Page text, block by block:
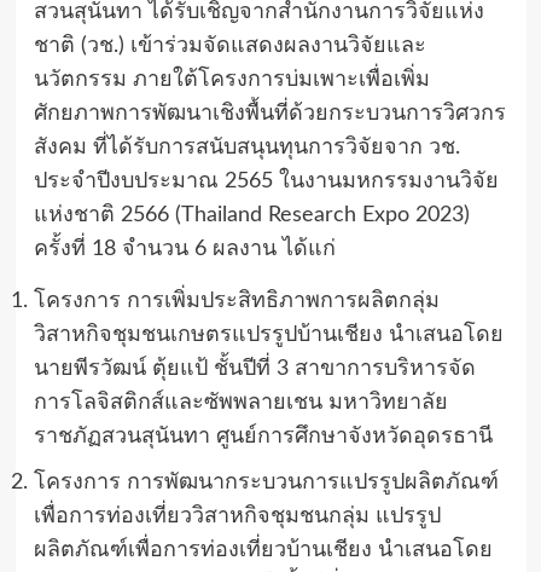
สวนสุนันทา ได้รับเชิญจากสำนักงานการวิจัยแห่ง
ชาติ (วช.) เข้าร่วมจัดแสดงผลงานวิจัยและ
นวัตกรรม ภายใต้โครงการบ่มเพาะเพื่อเพิ่ม
ศักยภาพการพัฒนาเชิงพื้นที่ด้วยกระบวนการวิศวกร
สังคม ที่ได้รับการสนับสนุนทุนการวิจัยจาก วช.
ประจำปีงบประมาณ 2565 ในงานมหกรรมงานวิจัย
แห่งชาติ 2566 (Thailand Research Expo 2023)
ครั้งที่ 18 จำนวน 6 ผลงาน ได้แก่
โครงการ การเพิ่มประสิทธิภาพการผลิตกลุ่ม
วิสาหกิจชุมชนเกษตรแปรรูปบ้านเชียง นำเสนอโดย
นายพีรวัฒน์ ตุ้ยแป้ ชั้นปีที่ 3 สาขาการบริหารจัด
การโลจิสติกส์และซัพพลายเชน มหาวิทยาลัย
ราชภัฏสวนสุนันทา ศูนย์การศึกษาจังหวัดอุดรธานี
โครงการ การพัฒนากระบวนการแปรรูปผลิตภัณฑ์
เพื่อการท่องเที่ยววิสาหกิจชุมชนกลุ่ม แปรรูป
ผลิตภัณฑ์เพื่อการท่องเที่ยวบ้านเชียง นำเสนอโดย